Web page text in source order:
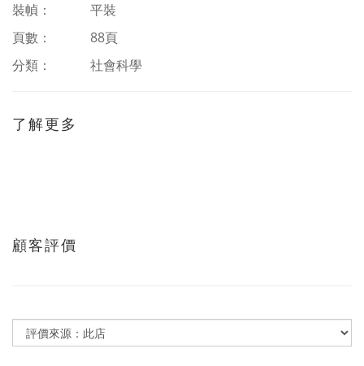
裝幀： 平裝
頁數： 88頁
分類：
社會科學
了解更多
顧客評價